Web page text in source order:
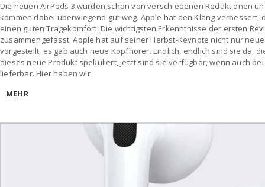
Die neuen AirPods 3 wurden schon von verschiedenen Redaktionen
kommen dabei überwiegend gut weg. Apple hat den Klang
einen guten Tragekomfort. Die wichtigsten Erkenntnisse der ersten
zusammengefasst. Apple hat auf seiner Herbst-Keynote nicht nur
vorgestellt, es gab auch neue Kopfhörer. Endlich, endlich sind sie da,
dieses neue Produkt spekuliert, jetzt sind sie verfügbar, wenn auch
lieferbar. Hier haben wir
MEHR